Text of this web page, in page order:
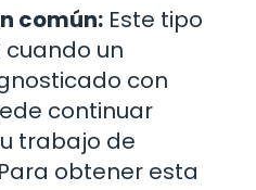
común: Este tipo
un
con
continuar
trabajo de
obtener esta